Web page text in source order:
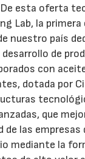
esta oferta
Lab, la primera
nuestro país
desarrollo de
con
dotada por
que
de las empresas
mediante la